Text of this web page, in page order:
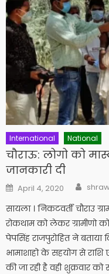
International National
चौराऊ: लोगो को
जानकारी दी
Posted
on
April 4, 2020
सायला । निकटवर्ती चौराउ
रोकथाम को लेकर ग्रामीणो
पेपसिंह राजपुरोहित ने
भामाशाहो के सहयोग से राशि
की जा रही है वही शुक्रवार